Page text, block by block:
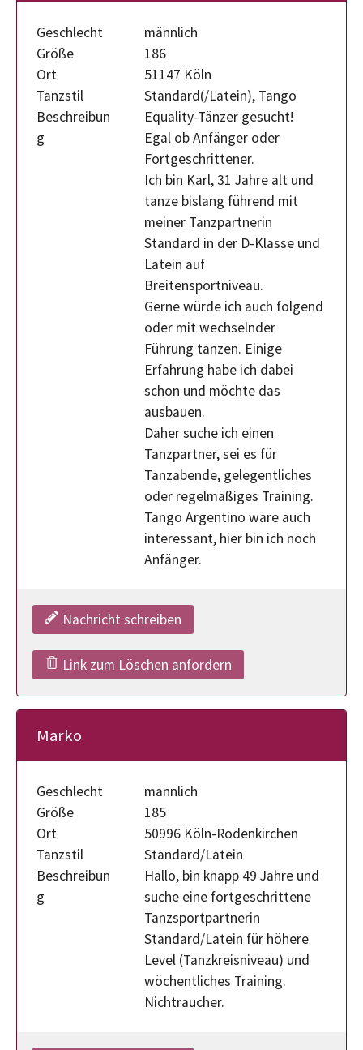
Geschlecht
männlich
Größe
186
Ort
51147 Köln
Tanzstil
Standard(/Latein), Tango
Beschreibun
g
Equality-Tänzer gesucht!
Egal ob Anfänger oder
Fortgeschrittener.
Ich bin Karl, 31 Jahre alt und
tanze bislang führend mit
meiner Tanzpartnerin
Standard in der D-Klasse und
Latein auf
Breitensportniveau.
Gerne würde ich auch folgend
oder mit wechselnder
Führung tanzen. Einige
Erfahrung habe ich dabei
schon und möchte das
ausbauen.
Daher suche ich einen
Tanzpartner, sei es für
Tanzabende, gelegentliches
oder regelmäßiges Training.
Tango Argentino wäre auch
interessant, hier bin ich noch
Anfänger.
Nachricht schreiben
Link zum Löschen anfordern
Marko
Geschlecht
männlich
Größe
185
Ort
50996 Köln-Rodenkirchen
Tanzstil
Standard/Latein
Beschreibun
g
Hallo, bin knapp 49 Jahre und
suche eine fortgeschrittene
Tanzsportpartnerin
Standard/Latein für höhere
Level (Tanzkreisniveau) und
wöchentliches Training.
Nichtraucher.